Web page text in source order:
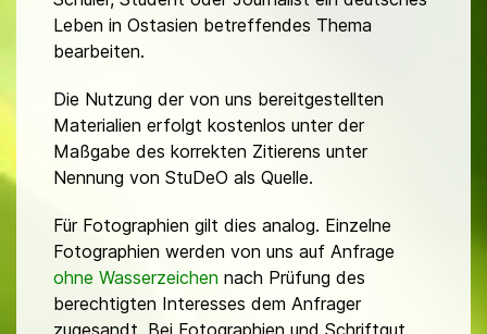
Leben in Ostasien betreffendes Thema
bearbeiten.
Die Nutzung der von uns bereitgestellten
Materialien erfolgt kostenlos unter der
Maßgabe des korrekten Zitierens unter
Nennung von StuDeO als Quelle.
Für Fotographien gilt dies analog. Einzelne
Fotographien werden von uns auf Anfrage
ohne Wasserzeichen nach Prüfung des
berechtigten Interesses dem Anfrager
zugesandt. Bei Fotographien und Schriftgut,